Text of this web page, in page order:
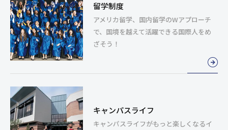
留学制度
アメリカ留学、国内留学のWアプローチ
で、 国境を越えて活躍できる国際人をめ
ざそう！
キャンパスライフ
キャンパスライフがもっと楽しくなるイ